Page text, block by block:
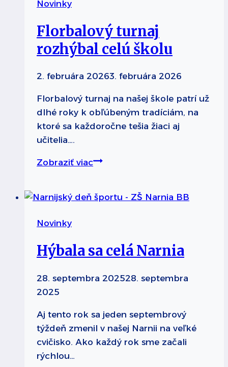
Novinky
Florbalový turnaj
rozhýbal celú školu
2. februára 20263. februára 2026
Florbalový turnaj na našej škole patrí už
dlhé roky k obľúbeným tradíciám, na
ktoré sa každoročne tešia žiaci aj
učitelia….
Zobraziť viacFlorbalový
celú
Novinky
Hýbala sa celá Narnia
28. septembra 202528. septembra
2025
Aj tento rok sa jeden septembrový
týždeň zmenil v našej Narnii na veľké
cvičisko. Ako každý rok sme začali
rýchlou…